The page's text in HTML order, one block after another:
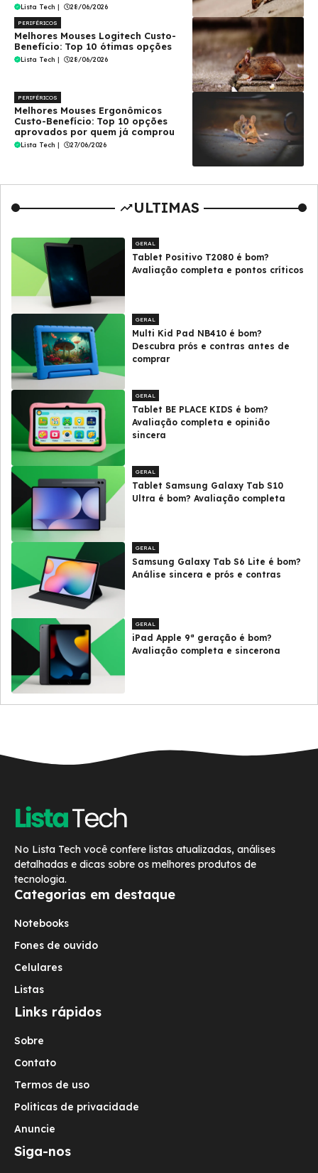
Lista Tech | 28/06/2026
PERIFÉRICOS
Melhores Mouses Logitech Custo-
Benefício: Top 10 ótimas opções
Lista Tech | 28/06/2026
PERIFÉRICOS
Melhores Mouses Ergonômicos
Custo-Benefício: Top 10 opções
aprovados por quem já comprou
Lista Tech | 27/06/2026
ULTIMAS
GERAL
Tablet Positivo T2080 é bom?
Avaliação completa e pontos críticos
GERAL
Multi Kid Pad NB410 é bom?
Descubra prós e contras antes de
comprar
GERAL
Tablet BE PLACE KIDS é bom?
Avaliação completa e opinião
sincera
GERAL
Tablet Samsung Galaxy Tab S10
Ultra é bom? Avaliação completa
GERAL
Samsung Galaxy Tab S6 Lite é bom?
Análise sincera e prós e contras
GERAL
iPad Apple 9ª geração é bom?
Avaliação completa e sincerona
No Lista Tech você confere listas atualizadas, análises
detalhadas e dicas sobre os melhores produtos de
tecnologia.
Categorias em destaque
Notebooks
Fones de ouvido
Celulares
Listas
Links rápidos
Sobre
Contato
Termos de uso
Politicas de privacidade
Anuncie
Siga-nos